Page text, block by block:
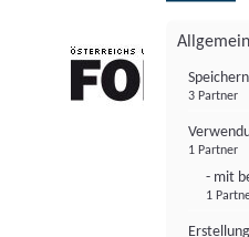
3 Partner
1 Partner
- mit
1
FONDS professionell